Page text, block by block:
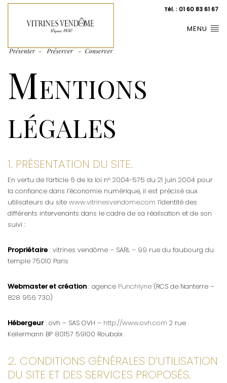
Tél. : 01 60 83 61 67
MENU
Mentions
légales
1. PRÉSENTATION DU SITE.
En vertu de l’article 6 de la loi n° 2004-575 du 21 juin 2004 pour
la confiance dans l’économie numérique, il est précisé aux
utilisateurs du site www.vitrinesvendome.com l’identité des
différents intervenants dans le cadre de sa réalisation et de son
suivi :
Propriétaire : vitrines vendôme – SARL – 99 rue du faubourg du
temple 75010 Paris
Webmaster et création : agence Punchlyne (RCS de Nanterre –
828 956 730)
Hébergeur: ovh – SAS OVH – http://www.ovh.com 2 rue
Kellermann BP 80157 59100 Roubaix
2. CONDITIONS GÉNÉRALES D’UTILISATION
DU SITE ET DES SERVICES PROPOSÉS.